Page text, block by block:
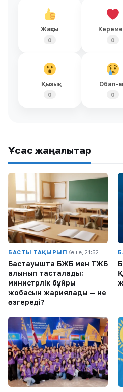
Жақсы
0 0
Қызық
0
Обал-
0
Ұқсас жаңалықтар
БАСТЫ ТАҚЫРЫПКеше, 21:52
Бастауышта БЖБ мен ТЖБ
алынып тасталады:
министрлік бұйрық
жобасын жариялады — не
өзгереді?